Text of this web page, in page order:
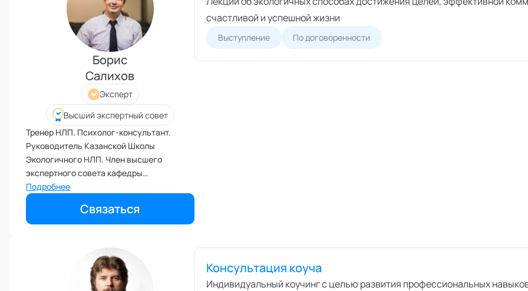
Внедрение инноваций и
изменений
Внутренние коммуникации
Внутренние ресурсы и
продуктивность
Вовлеченность сотрудников
Возрастные кризисы
Воспитание
Депрессия
Долголетие и качество жизни
Дыхательные практики
Зависимости
Защита от манипуляций
Иммунитет
Карьерная стратегия
Клиентский менеджмент
Когнитивные способности
Экспертные организации
Борис
Салихов
Эксперт
Высший экспертный совет
Тренер НЛП. Психолог-консультант.
Руководитель Казанской Школы
Экологичного НЛП. Член высшего
экспертного совета кафедры
"Нейролингвистическое
программирование" Академии
социальных технологий
Подробнее
Связаться
счастливой и успешной жизни
Выступление По договоренности
Консультация коуча
Индивидуальный коучинг с целью развития профессиональных